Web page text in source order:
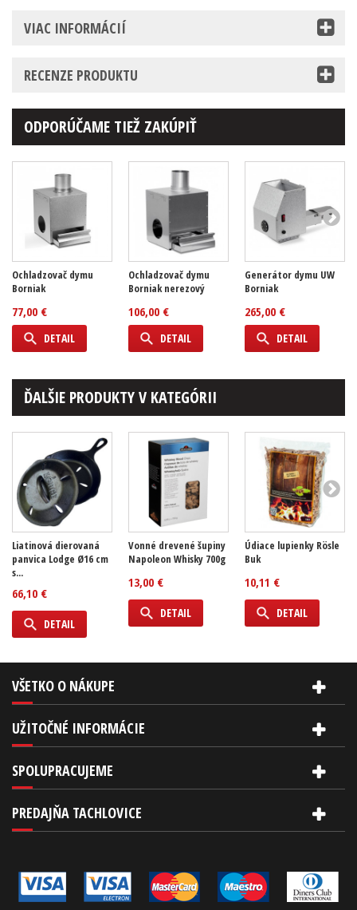
VIAC INFORMÁCIÍ
RECENZE PRODUKTU
ODPORÚČAME TIEŽ ZAKÚPIŤ
Ochladzovač dymu
Borniak
77,00 €
DETAIL
Ochladzovač dymu
Borniak nerezový
106,00 €
DETAIL
Generátor dymu UW
Borniak
265,00 €
DETAIL
ĎALŠIE PRODUKTY V KATEGÓRII
Liatinová dierovaná
panvica Lodge Ø16 cm
s...
66,10 €
DETAIL
Vonné drevené šupiny
Napoleon Whisky 700g
13,00 €
DETAIL
Údiace lupienky Rösle
Buk
10,11 €
DETAIL
VŠETKO O NÁKUPE
UŽITOČNÉ INFORMÁCIE
SPOLUPRACUJEME
PREDAJŇA TACHLOVICE